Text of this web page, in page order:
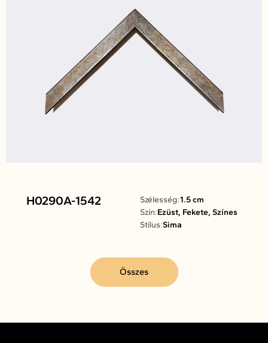
H0290A-1542 Szélesség:1.5 cm
Szín:Ezüst, Fekete, Színes
Stílus:Sima
Összes